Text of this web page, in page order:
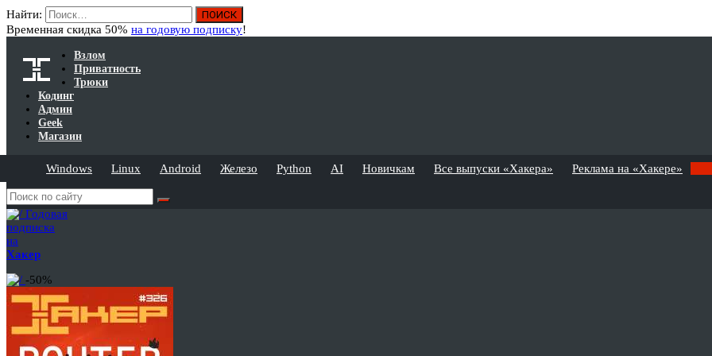
Найти:
Временная скидка 50% на годовую подписку!
Взлом
Приватность
Трюки
Кодинг
Админ
Geek
Магазин
Windows Linux Android Железо Python AI Новичкам Все выпуски «Хакера» Реклама на «Хакере»
Годовая
подписка
на
Хакер
-50%